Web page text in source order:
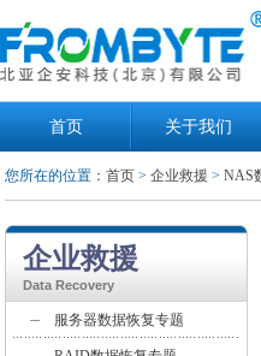
首页 关于我们
您所在的位置： 首页> 企业救援 > NAS
企业救援
Data Recovery
服务器数据恢复专题